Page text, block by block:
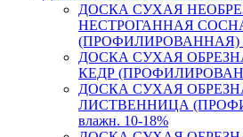
ДОСКА СУХАЯ
НЕСТРОГАННАЯ
(ПРОФИЛИРОВАННАЯ)
ДОСКА СУХАЯ
КЕДР
ДОСКА СУХАЯ
ЛИСТВЕННИЦА
влажн. 10-18%